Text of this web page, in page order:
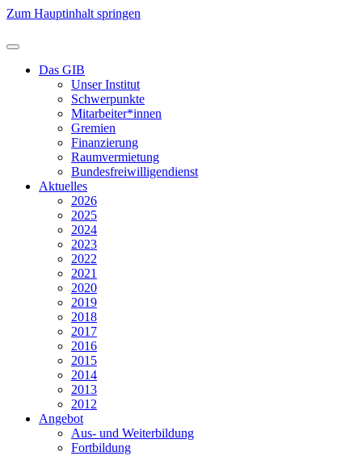
Zum Hauptinhalt springen
Das GIB
Unser Institut
Schwerpunkte
Mitarbeiter*innen
Gremien
Finanzierung
Raumvermietung
Bundesfreiwilligendienst
Aktuelles
2026
2025
2024
2023
2022
2021
2020
2019
2018
2017
2016
2015
2014
2013
2012
Angebot
Aus- und Weiterbildung
Fortbildung